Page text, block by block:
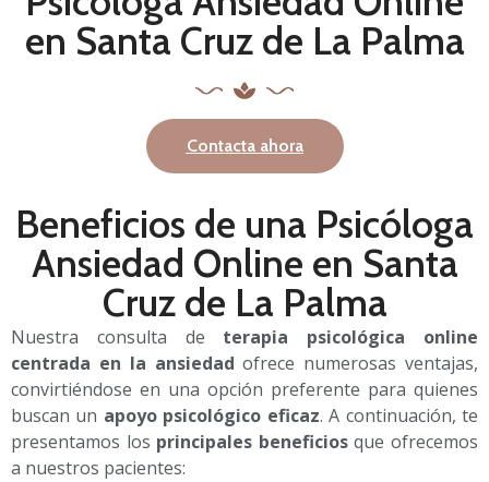
en Santa Cruz de La Palma
Contacta ahora
Beneficios de una Psicóloga
Ansiedad Online en Santa
Cruz de La Palma
Nuestra consulta de terapia psicológica online
centrada en la ansiedad ofrece numerosas ventajas,
convirtiéndose en una opción preferente para quienes
buscan un apoyo psicológico eficaz. A continuación, te
presentamos los principales beneficiosque ofrecemos
a nuestros pacientes: